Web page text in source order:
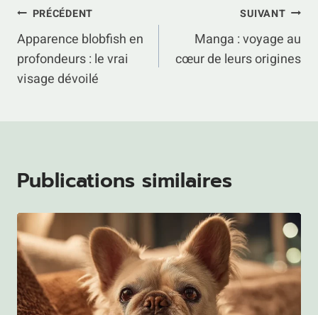
Navigation
de
l’article
PRÉCÉDENT
Apparence blobfish en
profondeurs : le vrai
visage dévoilé
SUIVANT
Manga : voyage au
cœur de leurs origines
Publications similaires